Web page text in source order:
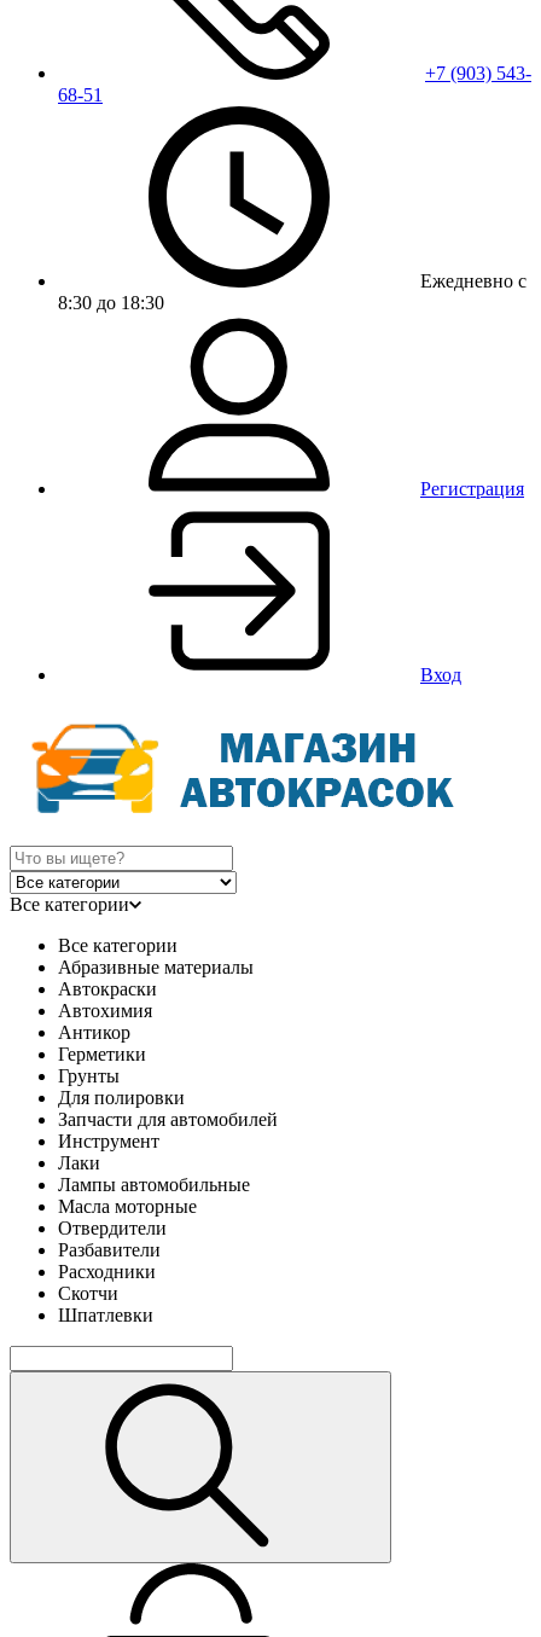
+7 (903) 543-
68-51
Ежедневно с
8:30 до 18:30
Регистрация
Вход
Все категории
Все категории
Абразивные материалы
Автокраски
Автохимия
Антикор
Герметики
Грунты
Для полировки
Запчасти для автомобилей
Инструмент
Лаки
Лампы автомобильные
Масла моторные
Отвердители
Разбавители
Расходники
Скотчи
Шпатлевки